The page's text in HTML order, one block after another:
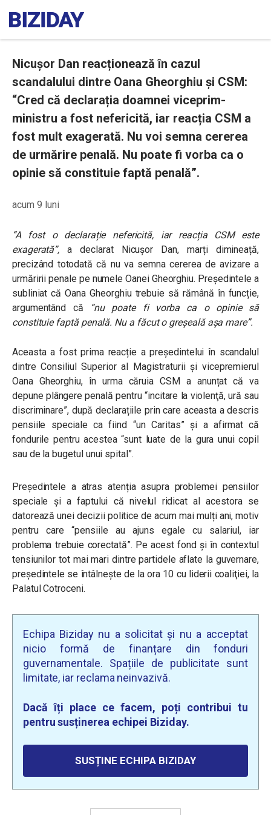
Nicușor Dan reacționează în cazul
scandalului dintre Oana Gheorghiu și CSM:
“Cred că declarația doamnei viceprim-
ministru a fost nefericită, iar reacția CSM a
fost mult exagerată. Nu voi semna cererea
de urmărire penală. Nu poate fi vorba ca o
opinie să constituie faptă penală”.
acum 9 luni
“A fost o declarație nefericită, iar reacția CSM este
exagerată”, a declarat Nicușor Dan, marți dimineață,
precizând totodată că nu va semna cererea de avizare a
urmăririi penale pe numele Oanei Gheorghiu. Președintele a
subliniat că Oana Gheorghiu trebuie să rămână în funcție,
argumentând că
“nu poate fi vorba ca o opinie să
constituie faptă penală. Nu a făcut o greșeală așa mare”.
Aceasta a fost prima reacție a președintelui în scandalul
dintre Consiliul Superior al Magistraturii și vicepremierul
Oana Gheorghiu, în urma căruia CSM a anunțat că va
depune plângere penală pentru “incitare la violenţă, ură sau
discriminare”, după declarațiile prin care aceasta a descris
pensiile speciale ca fiind “un Caritas” și a afirmat că
fondurile pentru acestea “sunt luate de la gura unui copil
sau de la bugetul unui spital”.
Președintele a atras atenția asupra problemei pensiilor
speciale și a faptului că nivelul ridicat al acestora se
datorează unei decizii politice de acum mai mulți ani, motiv
pentru care “pensiile au ajuns egale cu salariul, iar
problema trebuie corectată”. Pe acest fond și în contextul
tensiunilor tot mai mari dintre partidele aflate la guvernare,
președintele se întâlnește de la ora 10 cu liderii coaliţiei, la
Palatul Cotroceni.
Echipa Biziday nu a solicitat și nu a acceptat
nicio formă de finanțare din fonduri
guvernamentale. Spațiile de publicitate sunt
limitate, iar reclama neinvazivă.
Dacă îți place ce facem, poți contribui tu
pentru susținerea echipei Biziday.
SUSȚINE ECHIPA BIZIDAY